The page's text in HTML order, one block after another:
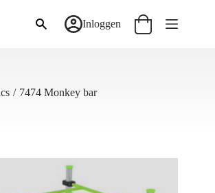
Inloggen Winkelwagen
/ 7474 Monkey bar